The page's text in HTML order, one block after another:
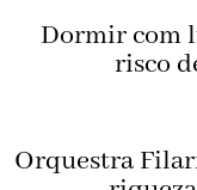
Dormir com
risco
Orquestra